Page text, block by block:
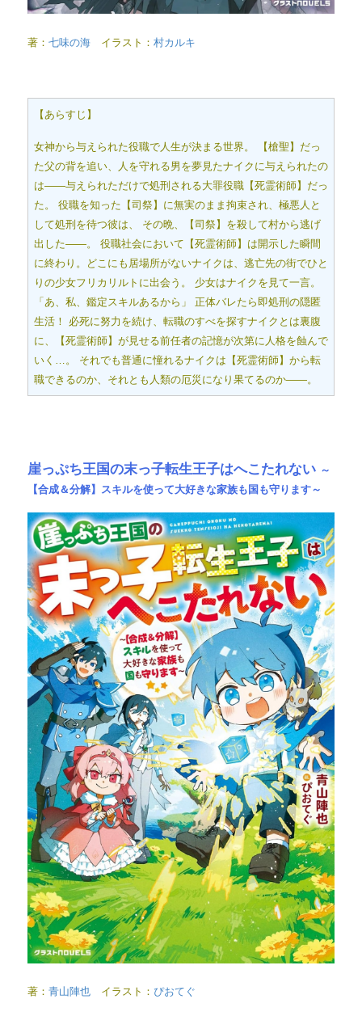
著： 七味の海 イラスト： 村カルキ
【あらすじ】
女神から与えられた役職で人生が決まる世界。 【槍聖】だっ
た父の背を追い、人を守れる男を夢見たナイクに与えられたの
は――与えられただけで処刑される大罪役職【死霊術師】だっ
た。 役職を知った【司祭】に無実のまま拘束され、極悪人と
して処刑を待つ彼は、 その晩、【司祭】を殺して村から逃げ
出した――。 役職社会において【死霊術師】は開示した瞬間
に終わり。どこにも居場所がないナイクは、逃亡先の街でひと
りの少女フリカリルトに出会う。 少女はナイクを見て一言。
「あ、私、鑑定スキルあるから」 正体バレたら即処刑の隠匿
生活！ 必死に努力を続け、転職のすべを探すナイクとは裏腹
に、【死霊術師】が見せる前任者の記憶が次第に人格を蝕んで
いく…。 それでも普通に憧れるナイクは【死霊術師】から転
職できるのか、それとも人類の厄災になり果てるのか――。
崖っぷち王国の末っ子転生王子はへこたれない ～
【合成＆分解】スキルを使って大好きな家族も国も守ります～
著： 青山陣也 イラスト： ぴおてぐ